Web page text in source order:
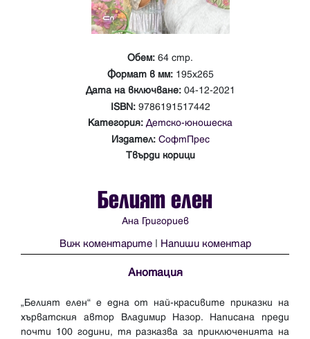
Обем: 64 стр.
Формат в мм: 195x265
Дата на включване: 04-12-2021
ISBN: 9786191517442
Категория: Детско-юношеска
Издател: СофтПрес
Твърди корици
Белият елен
Ана Григориев
Виж коментарите | Напиши коментар
Анотация
„Белият елен“ е една от най-красивите приказки на
хърватския автор Владимир Назор. Написана преди
почти 100 години, тя разказва за приключенията на